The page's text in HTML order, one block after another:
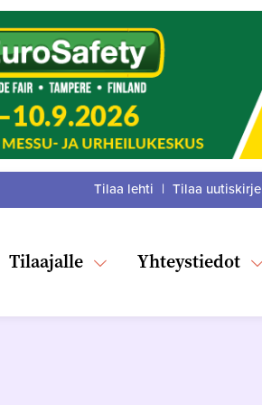
Tilaajalle Yhteystiedot
Tilaa lehti | Tilaa uutiskirje
:Facebook
Twitter